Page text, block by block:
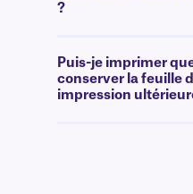
?
Puis-je imprimer
conserver la feuille
impression